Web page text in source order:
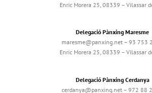
Enric Morera 25, 08339 – Vilassar
Delegació Pànxing Maresme
maresme@panxing.net – 93 753
Enric Morera 25, 08339 – Vilassar
Delegació Pànxing Cerdanya
cerdanya@panxing.net – 972 88